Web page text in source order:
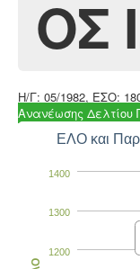
chesstu.be @ discord
LoginΟΣ
Η/Γ: 05/1982, ΕΣΟ:
Ανανέωσης Δελτίου
ΕΛΟ και
1200
1300
1400